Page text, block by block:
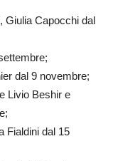
Giulia Capocchi dal
dal 9 novembre;
Livio Beshir e
Fialdini dal 15